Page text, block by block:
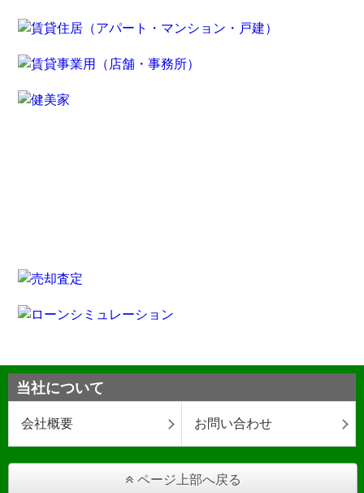
当社について
会社概要 お問い合わせ
ページ上部へ戻る